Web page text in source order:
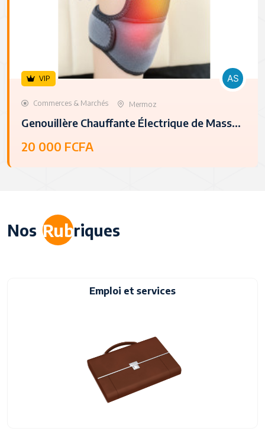
VIP
Commerces & Marchés Mermoz
Genouillère Chauffante Électrique de Massage 3-en-1 – Écran Digital, Utilisation Genoux, Bras, Épaules et Jambes
20 000 FCFA
Nos Rubriques
Emploi et services